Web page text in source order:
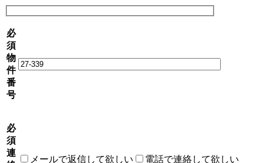
必
須
物
件
番
号
必
須
連
メールで返信して欲しい 電話で連絡して欲しい